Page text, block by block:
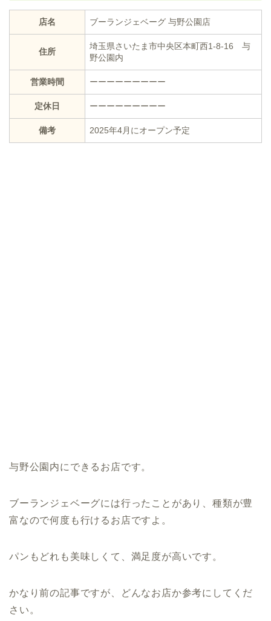
店名 ブーランジェベーグ 与野公園店
住所
埼玉県さいたま市中央区本町西1-8-16 与
野公園内
営業時間 ーーーーーーーーー
定休日 ーーーーーーーーー
備考 2025年4月にオープン予定
与野公園内にできるお店です。
ブーランジェベーグには行ったことがあり、種類が豊
富なので何度も行けるお店ですよ。
パンもどれも美味しくて、満足度が高いです。
かなり前の記事ですが、どんなお店か参考にしてくだ
さい。